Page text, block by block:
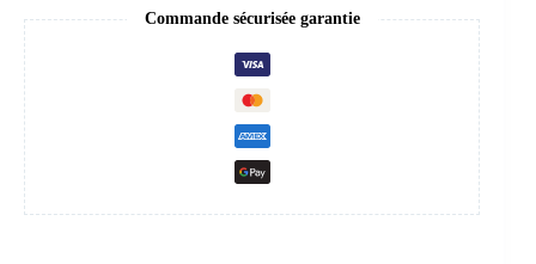
Commande sécurisée garantie